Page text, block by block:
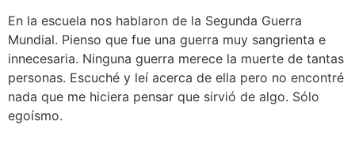
En la escuela nos hablaron de la Segunda Guerra
Mundial. Pienso que fue una guerra muy sangrienta e
innecesaria. Ninguna guerra merece la muerte de tantas
personas. Escuché y leí acerca de ella pero no encontré
nada que me hiciera pensar que sirvió de algo. Sólo
egoísmo.